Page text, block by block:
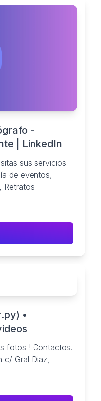
-
| LinkedIn
sus servicios.
de eventos,
Retratos
•
fotos ! Contactos.
c/ Gral Diaz,